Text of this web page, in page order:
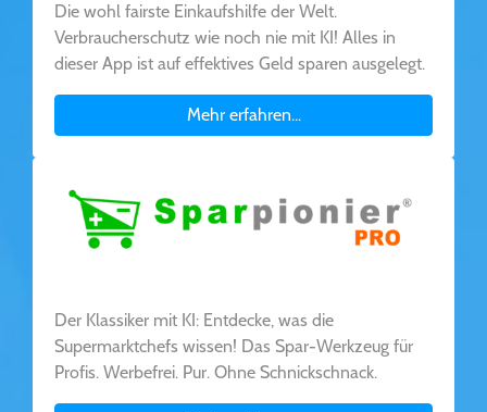
Die wohl fairste Einkaufshilfe der Welt.
Verbraucherschutz wie noch nie mit KI! Alles in
dieser App ist auf effektives Geld sparen ausgelegt.
Mehr erfahren...
Der Klassiker mit KI: Entdecke, was die
Supermarktchefs wissen! Das Spar-Werkzeug für
Profis. Werbefrei. Pur. Ohne Schnickschnack.